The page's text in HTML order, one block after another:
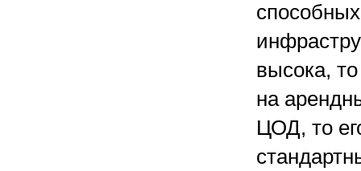
высока,
на
ЦОД, то